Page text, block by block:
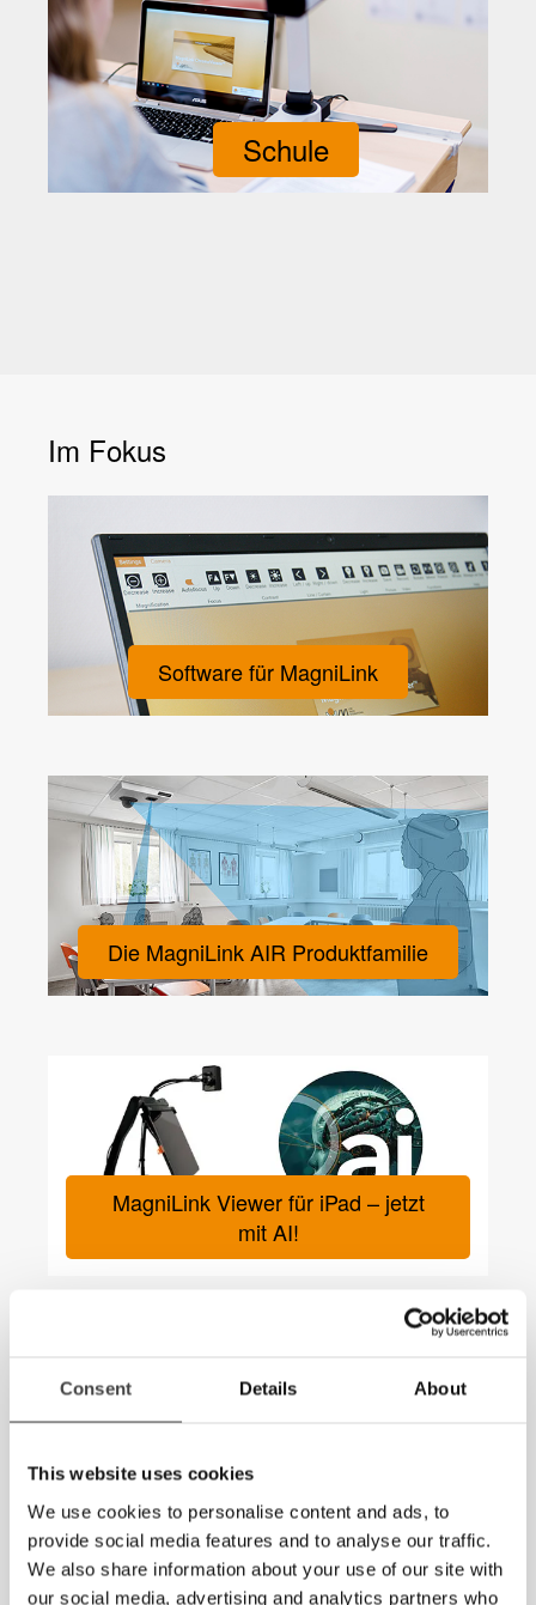
Consent Details About
This website uses cookies
We use cookies to personalise content and ads, to
provide social media features and to analyse our traffic.
We also share information about your use of our site with
our social media, advertising and analytics partners who
Schule
Im Fokus
Software für MagniLink
Die MagniLink AIR Produktfamilie
MagniLink Viewer für iPad – jetzt
mit AI!
Neuigkeiten